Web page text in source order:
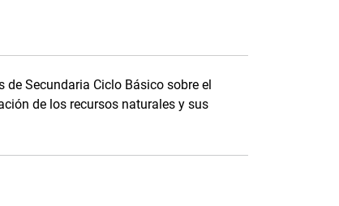
Secundaria Ciclo Básico sobre el
de los recursos naturales y sus